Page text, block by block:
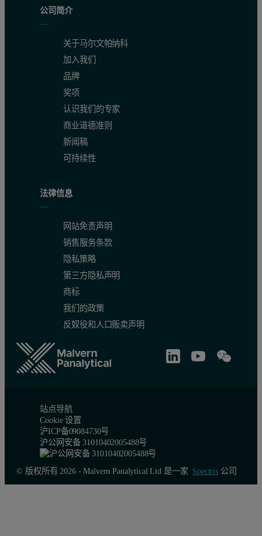
公司简介
关于马尔文帕纳科
加入我们
品牌
奖项
认识我们的专家
商业道德准则
新闻稿
可持续性
法律信息
网站免责声明
销售服务条款
隐私策略
第三方隐私声明
商标
我们的政策
反奴役和人口贩卖声明
站点导航
Cookie 设置
沪ICP备09084730号
沪公网安备 31010402005488号
© 版权所有 2026 - Malvern Panalytical Ltd 是一家 Spectris公司